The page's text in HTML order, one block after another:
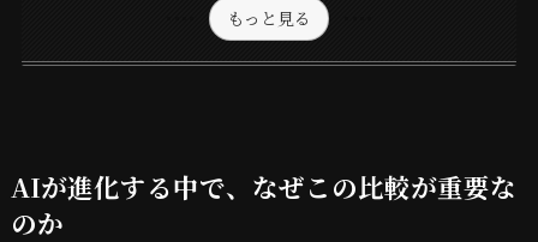
もっと見る
AIが進化する中で、なぜこの比較が重要な
のか